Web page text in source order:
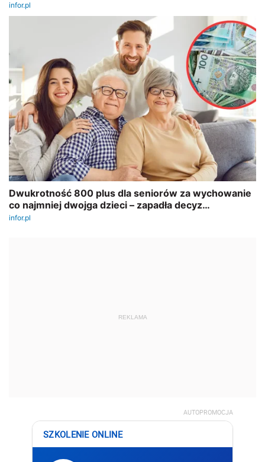
REKLAMA
AUTOPROMOCJA
SZKOLENIE ONLINE